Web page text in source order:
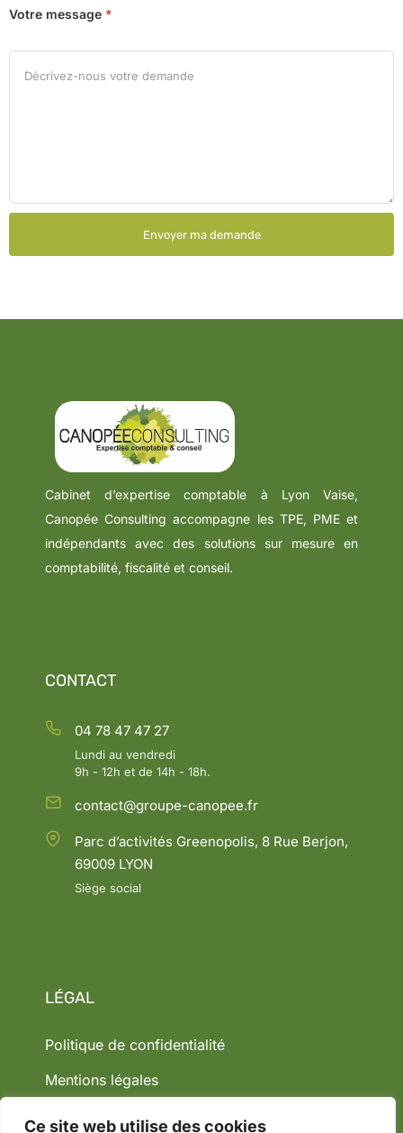
Ce site web utilise des cookies
Votre message *
Cabinet d’expertise comptable à Lyon Vaise,
Canopée Consulting accompagne les TPE, PME et
indépendants avec des solutions sur mesure en
comptabilité, fiscalité et conseil.
CONTACT
04 78 47 47 27
Lundi au vendredi
9h - 12h et de 14h - 18h.
contact@groupe-canopee.fr
Parc d’activités Greenopolis, 8 Rue Berjon,
69009 LYON
Siège social
LÉGAL
Politique de confidentialité
Mentions légales